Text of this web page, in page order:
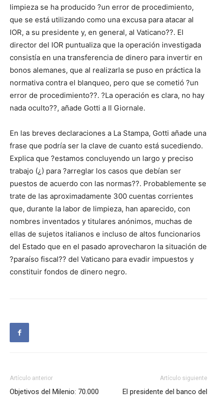
limpieza se ha producido ?un error de procedimiento,
que se está utilizando como una excusa para atacar al
IOR, a su presidente y, en general, al Vaticano??. El
director del IOR puntualiza que la operación investigada
consistía en una transferencia de dinero para invertir en
bonos alemanes, que al realizarla se puso en práctica la
normativa contra el blanqueo, pero que se cometió ?un
error de procedimiento??. ?La operación es clara, no hay
nada oculto??, añade Gotti a Il Giornale.
En las breves declaraciones a La Stampa, Gotti añade una
frase que podría ser la clave de cuanto está sucediendo.
Explica que ?estamos concluyendo un largo y preciso
trabajo (¿) para ?arreglar los casos que debían ser
puestos de acuerdo con las normas??. Probablemente se
trate de las aproximadamente 300 cuentas corrientes
que, durante la labor de limpieza, han aparecido, con
nombres inventados y titulares anónimos, muchas de
ellas de sujetos italianos e incluso de altos funcionarios
del Estado que en el pasado aprovecharon la situación de
?paraíso fiscal?? del Vaticano para evadir impuestos y
constituir fondos de dinero negro.
Artículo anterior
Objetivos del Milenio: 70.000
Artículo siguiente
El presidente del banco del